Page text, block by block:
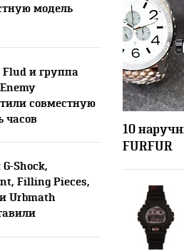
модель
и группа
совместную
часов
Shock,
Filling Pieces,
Urbmath
10
FURFUR